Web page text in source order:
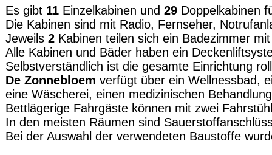
Es gibt 11 Einzelkabinen und 29 Doppelkabinen
Die Kabinen sind mit Radio, Fernseher,
Jeweils 2 Kabinen teilen sich ein Badezimmer
Alle Kabinen und Bäder haben ein
Selbstverständlich ist die gesamte Einrichtung
De Zonnebloem verfügt über ein Wellnessbad,
eine Wäscherei, einen medizinischen
Bettlägerige Fahrgäste können mit zwei
In den meisten Räumen sind
Bei der Auswahl der verwendeten Baustoffe